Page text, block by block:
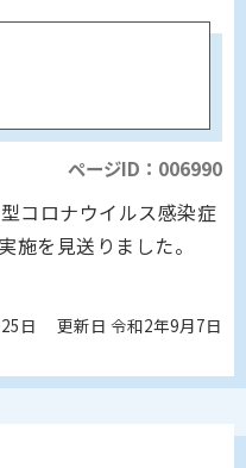
ページID：006990
コロナウイルス感染症
施を見送りました。
日 更新日 令和2年9月7日